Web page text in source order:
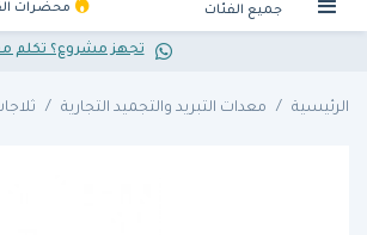
جميع الفئات محضِّرات
تجهز مشروع؟ تكلم
الرئيسية معدات التبريد والتجميد التجارية